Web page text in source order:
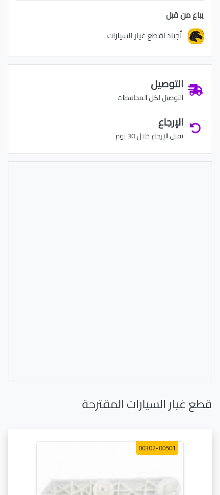
يباع من قبل
أجياد لقطع غيار السيارات
التوصيل
التوصيل لكل المحافظات
الإرجاع
نقبل الإرجاع خلال 30 يوم
قطع غيار السيارات المقترحة
00302-00501